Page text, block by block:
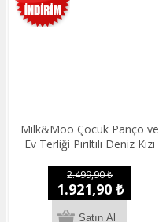
Milk&Moo Çocuk Panço ve
Ev Terliği Pırıltılı Deniz Kızı
2.499,90 ₺
1.921,90 ₺